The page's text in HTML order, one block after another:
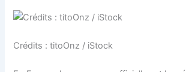
Crédits : titoOnz / iStock